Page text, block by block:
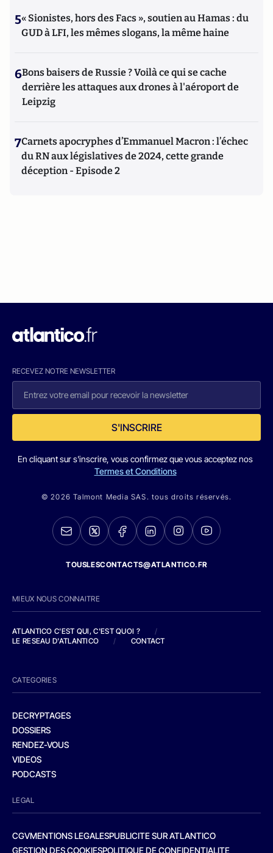
5« Sionistes, hors des Facs », soutien au Hamas : du
GUD à LFI, les mêmes slogans, la même haine
6Bons baisers de Russie ? Voilà ce qui se cache
derrière les attaques aux drones à l'aéroport de
Leipzig
7Carnets apocryphes d’Emmanuel Macron : l’échec
du RN aux législatives de 2024, cette grande
déception - Episode 2
RECEVEZ NOTRE NEWSLETTER
S'INSCRIRE
En cliquant sur s'inscrire, vous confirmez que vous acceptez nos
Termes et Conditions
© 2026 Talmont Media SAS. tous droits réservés.
TOUSLESCONTACTS@ATLANTICO.FR
MIEUX NOUS CONNAITRE
ATLANTICO C'EST QUI, C'EST QUOI ?
/
LE RESEAU D'ATLANTICO
/ CONTACT
CATEGORIES
DECRYPTAGES
DOSSIERS
RENDEZ-VOUS
VIDEOS
PODCASTS
LEGAL
CGVMENTIONS LEGALESPUBLICITE SUR ATLANTICO
GESTION DES COOKIESPOLITIQUE DE CONFIDENTIALITE